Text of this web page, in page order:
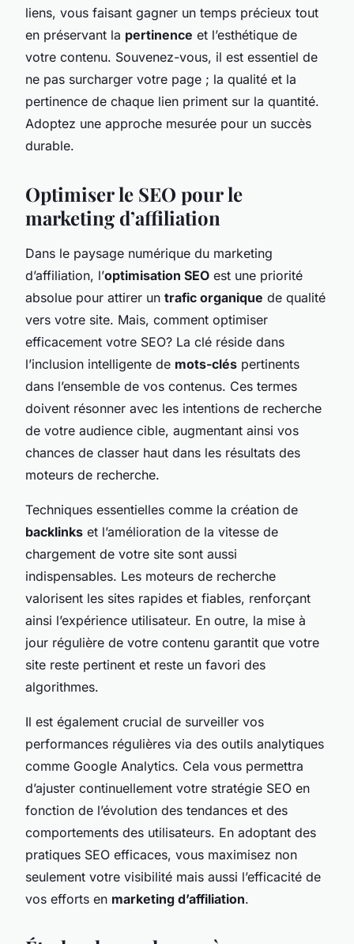
liens, vous faisant gagner un temps précieux tout
en préservant la pertinence et l’esthétique de
votre contenu. Souvenez-vous, il est essentiel de
ne pas surcharger votre page ; la qualité et la
pertinence de chaque lien priment sur la quantité.
Adoptez une approche mesurée pour un succès
durable.
Optimiser le SEO pour le
marketing d’affiliation
Dans le paysage numérique du marketing
d’affiliation, l’optimisation SEO est une priorité
absolue pour attirer un trafic organique de qualité
vers votre site. Mais, comment optimiser
efficacement votre SEO? La clé réside dans
l’inclusion intelligente de mots-clés pertinents
dans l’ensemble de vos contenus. Ces termes
doivent résonner avec les intentions de recherche
de votre audience cible, augmentant ainsi vos
chances de classer haut dans les résultats des
moteurs de recherche.
Techniques essentielles comme la création de
backlinks et l’amélioration de la vitesse de
chargement de votre site sont aussi
indispensables. Les moteurs de recherche
valorisent les sites rapides et fiables, renforçant
ainsi l’expérience utilisateur. En outre, la mise à
jour régulière de votre contenu garantit que votre
site reste pertinent et reste un favori des
algorithmes.
Il est également crucial de surveiller vos
performances régulières via des outils analytiques
comme Google Analytics. Cela vous permettra
d’ajuster continuellement votre stratégie SEO en
fonction de l’évolution des tendances et des
comportements des utilisateurs. En adoptant des
pratiques SEO efficaces, vous maximisez non
seulement votre visibilité mais aussi l’efficacité de
vos efforts en marketing d’affiliation.